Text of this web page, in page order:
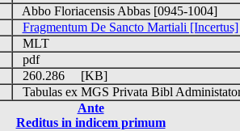
Abbo Floriacensis Abbas [0945-1004]
Fragmentum De Sancto Martiali [Incertus]
MLT
pdf
260.286 [KB]
Tabulas ex MGS Privata Bibl
Ante
Reditus in indicem primum